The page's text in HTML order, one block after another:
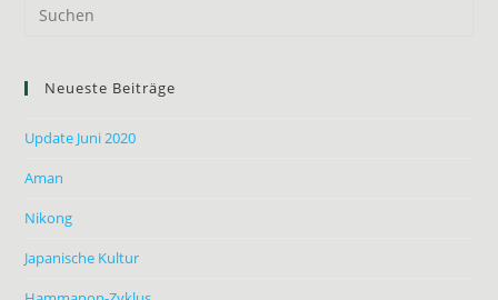
Neueste Beiträge
Update Juni 2020
Aman
Nikong
Japanische Kultur